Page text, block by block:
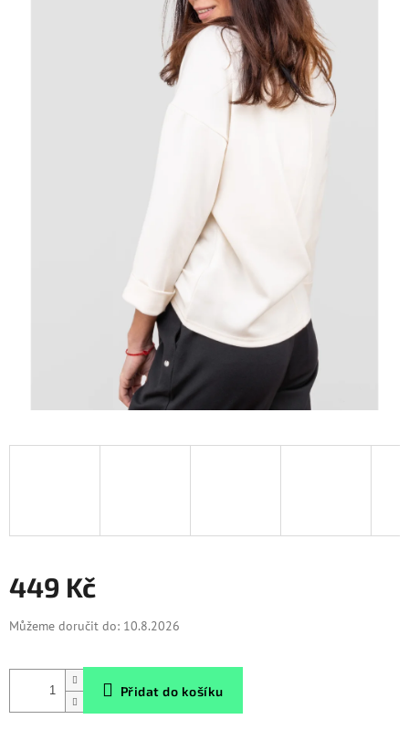
449 Kč
Měrná
cena:
Můžeme doručit do: 10.8.2026
Přidat do košíku